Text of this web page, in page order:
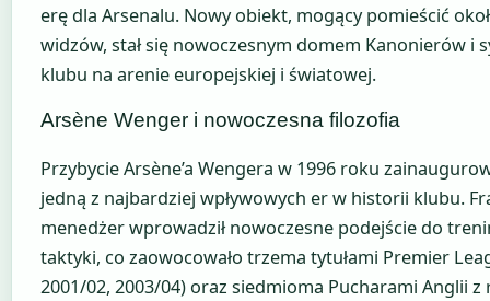
erę dla Arsenalu. Nowy obiekt, mogący pomieścić
widzów, stał się nowoczesnym domem Kanonierów i
klubu na arenie europejskiej i światowej.
Arsène Wenger i nowoczesna filozofia
Przybycie Arsène’a Wengera w 1996 roku
jedną z najbardziej wpływowych er w historii klubu.
menedżer wprowadził nowoczesne podejście do
taktyki, co zaowocowało trzema tytułami Premier
2001/02, 2003/04) oraz siedmioma Pucharami Anglii z